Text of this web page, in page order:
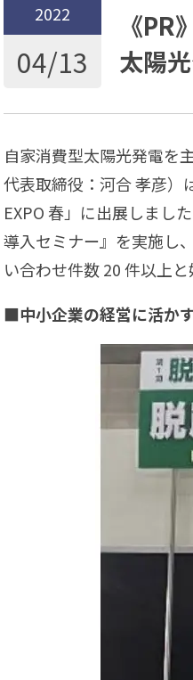
2022
04/13
《
太陽
自家消費型太陽光発電を
代表取締役：河合 孝彦）
EXPO 春」に出展しまし
導入セミナー』を実施し
い合わせ件数 20 件以上と
■中小企業の経営に活か